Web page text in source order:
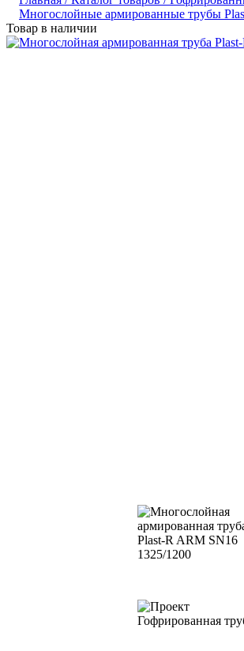
Многослойные армированные трубы
Товар в наличии